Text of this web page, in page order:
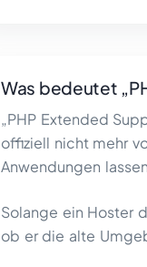
Was bedeutet
„PHP Extended
offiziell nicht mehr
Anwendungen
Solange ein Hoster
ob er die alte